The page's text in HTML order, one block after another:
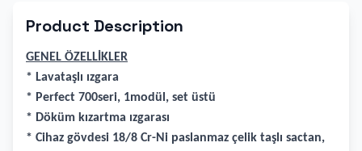
Product Description
GENEL ÖZELLİKLER
* Lavataşlı ızgara
* Perfect 700seri, 1modül, set üstü
* Döküm kızartma ızgarası
* Cihaz gövdesi 18/8 Cr-Ni paslanmaz çelik taşlı sactan,